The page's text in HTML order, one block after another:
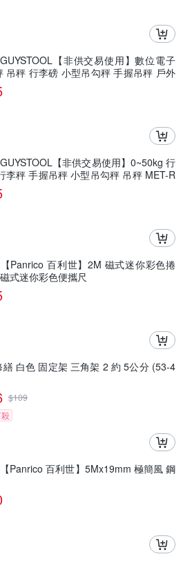
GUYSTOOL【非供交易使用】數位電子
吊秤 行李磅 小型吊勾秤 手握吊秤 戶外
RH50A
GUYSTOOL【非供交易使用】0~50kg 行
李秤 手握吊秤 小型吊勾秤 吊秤 MET-R
用電子秤
【Panrico 百利世】2M 磁式迷你彩色捲
式迷你彩色便攜尺
繕 白色 固定架 三角架 2 約 5公分 (53-4
$109
【Panrico 百利世】5Mx19mm 極簡風 鋼